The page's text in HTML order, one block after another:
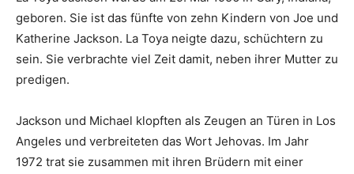
geboren. Sie ist das fünfte von zehn Kindern von Joe und
Katherine Jackson. La Toya neigte dazu, schüchtern zu
sein. Sie verbrachte viel Zeit damit, neben ihrer Mutter zu
predigen.
Jackson und Michael klopften als Zeugen an Türen in Los
Angeles und verbreiteten das Wort Jehovas. Im Jahr
1972 trat sie zusammen mit ihren Brüdern mit einer